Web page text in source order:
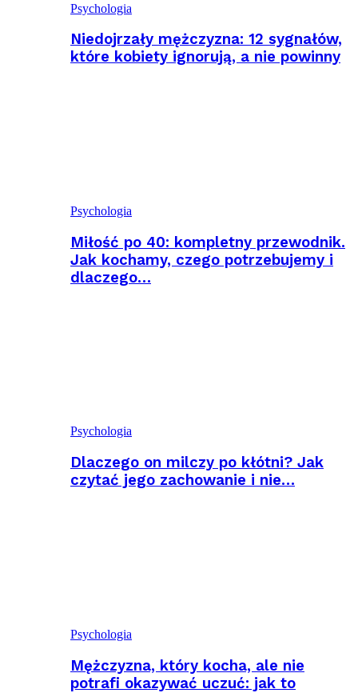
Psychologia
Niedojrzały mężczyzna: 12 sygnałów,
które kobiety ignorują, a nie powinny
Psychologia
Miłość po 40: kompletny przewodnik.
Jak kochamy, czego potrzebujemy i
dlaczego…
Psychologia
Dlaczego on milczy po kłótni? Jak
czytać jego zachowanie i nie…
Psychologia
Mężczyzna, który kocha, ale nie
potrafi okazywać uczuć: jak to